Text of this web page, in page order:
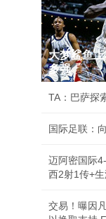
大梦鲨鱼
多强
TA：巴萨探
国际足联：
迈阿密国际
西2射1传+
交易！曝因